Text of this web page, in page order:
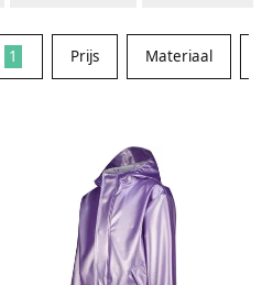
1 Prijs Materiaal